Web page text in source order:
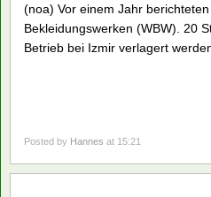
(noa) Vor einem Jahr
Bekleidungswerken (WBW). 20
Betrieb bei Izmir verlagert
Posted by Hannes at 15:21